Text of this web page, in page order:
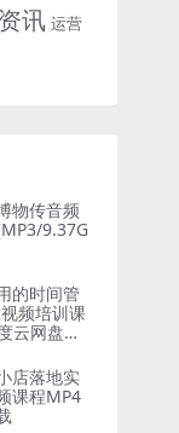
资讯 运营
物传音频
9.37G
的时间管
频培训课
云网盘下
店落地实
课程MP4